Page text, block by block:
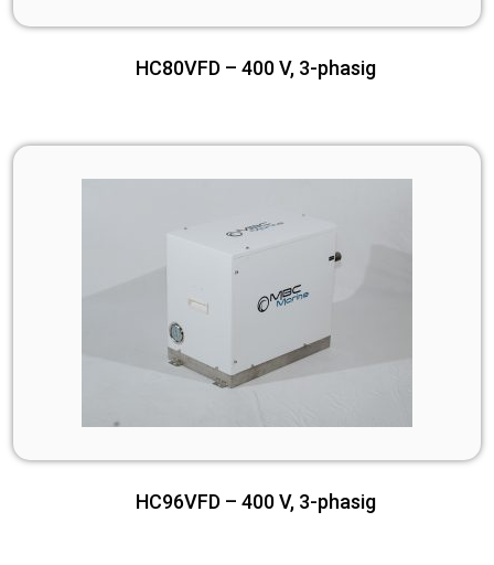
HC80VFD – 400 V, 3-phasig
HC96VFD – 400 V, 3-phasig